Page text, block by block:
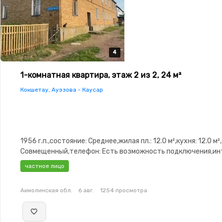
4
4
4
4
1-комнатная квартира, этаж 2 из 2, 24 м²
Кокшетау, Ауэзова - Каусар
1956 г.п.,состояние: Среднее,жилая пл.: 12.0 м²,кухня: 12.0
Совмещенный,телефон: Есть возможность
Проводной,паркинг: Гараж,Неугловая,Комнаты
изолированы,Счётчики,Тихий двор
частное лицо
Акмолинская обл. 6 авг. 1254 просмотра